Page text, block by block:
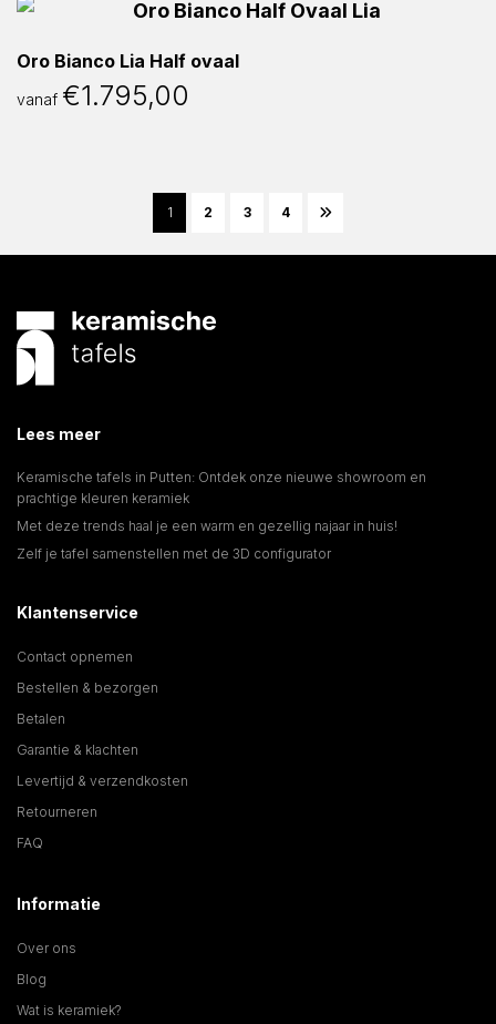
Oro Bianco Lia Half ovaal
vanaf €1.795,00
1 2 3 4
Lees meer
Keramische tafels in Putten: Ontdek onze nieuwe showroom en
prachtige kleuren keramiek
Met deze trends haal je een warm en gezellig najaar in huis!
Zelf je tafel samenstellen met de 3D configurator
Klantenservice
Contact opnemen
Bestellen & bezorgen
Betalen
Garantie & klachten
Levertijd & verzendkosten
Retourneren
FAQ
Informatie
Over ons
Blog
Wat is keramiek?